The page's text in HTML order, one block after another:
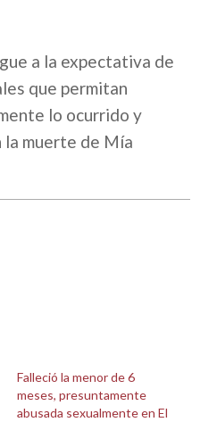
a la expectativa de
que permitan
lo ocurrido y
muerte de Mía
Falleció la menor de 6
meses, presuntamente
abusada sexualmente en El